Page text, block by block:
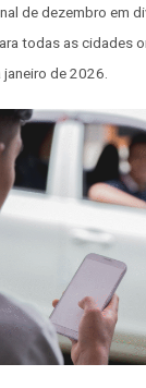
de dezembro em
todas as cidades
de 2026.